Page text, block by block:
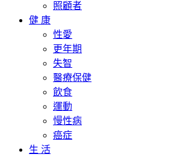
照顧者
健 康
性愛
更年期
失智
醫療保健
飲食
運動
慢性病
癌症
生 活